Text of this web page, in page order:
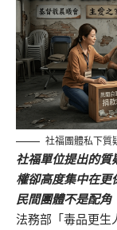
社福團體私下質
社福單位提出的質
權卻高度集中在更
民間團體不是配
法務部「毒品更生